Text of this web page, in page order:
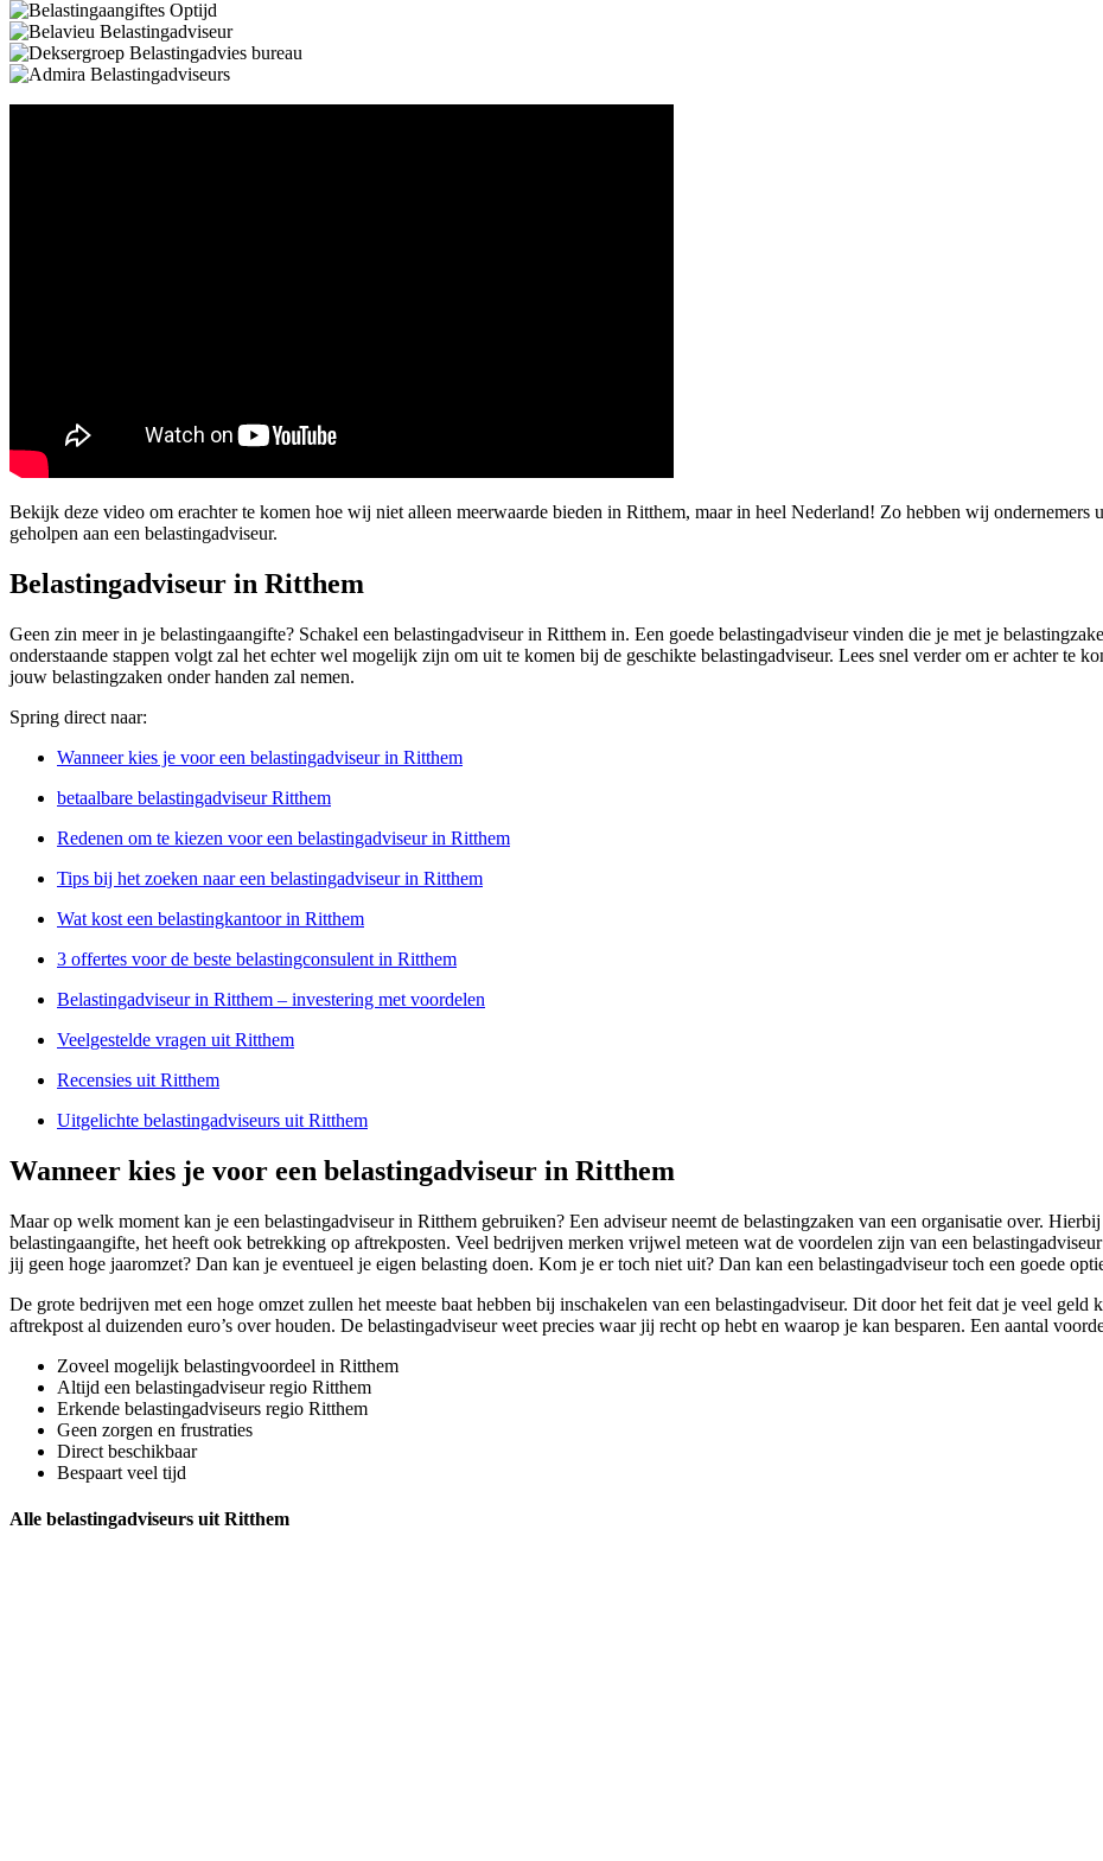
Bekijk deze video om erachter te komen hoe wij niet alleen meerwaarde bieden in Ritthem, maar in heel Nederland! Zo hebben wij
geholpen aan een belastingadviseur.
Belastingadviseur in Ritthem
Geen zin meer in je belastingaangifte? Schakel een belastingadviseur in Ritthem in. Een goede belastingadviseur vinden die je met je
onderstaande stappen volgt zal het echter wel mogelijk zijn om uit te komen bij de geschikte belastingadviseur. Lees snel verder om er achter te
jouw belastingzaken onder handen zal nemen.
Spring direct naar:
Wanneer kies je voor een belastingadviseur in Ritthem
betaalbare belastingadviseur Ritthem
Redenen om te kiezen voor een belastingadviseur in Ritthem
Tips bij het zoeken naar een belastingadviseur in Ritthem
Wat kost een belastingkantoor in Ritthem
3 offertes voor de beste belastingconsulent in Ritthem
Belastingadviseur in Ritthem – investering met voordelen
Veelgestelde vragen uit Ritthem
Recensies uit Ritthem
Uitgelichte belastingadviseurs uit Ritthem
Wanneer kies je voor een belastingadviseur in Ritthem
Maar op welk moment kan je een belastingadviseur in Ritthem gebruiken? Een adviseur neemt de belastingzaken van een organisatie over.
belastingaangifte, het heeft ook betrekking op aftrekposten. Veel bedrijven merken vrijwel meteen wat de voordelen zijn van een
jij geen hoge jaaromzet? Dan kan je eventueel je eigen belasting doen. Kom je er toch niet uit? Dan kan een belastingadviseur toch een goede
De grote bedrijven met een hoge omzet zullen het meeste baat hebben bij inschakelen van een belastingadviseur. Dit door het feit dat je veel
aftrekpost al duizenden euro’s over houden. De belastingadviseur weet precies waar jij recht op hebt en waarop je kan besparen. Een aantal
Zoveel mogelijk belastingvoordeel in Ritthem
Altijd een belastingadviseur regio Ritthem
Erkende belastingadviseurs regio Ritthem
Geen zorgen en frustraties
Direct beschikbaar
Bespaart veel tijd
Alle belastingadviseurs uit Ritthem